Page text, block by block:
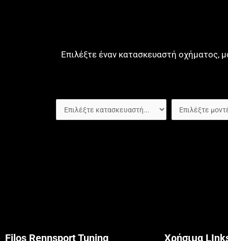
Επιλέξτε έναν κατασκευαστή οχήματος,
Filos Rennsport Tuning Χρήσιμα